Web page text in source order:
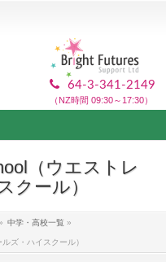
64-3-341-2149
（NZ時間 09:30～17:30）
（ウエストレ
クール）
中学・高校一覧 »
ズ・ハイスクール）